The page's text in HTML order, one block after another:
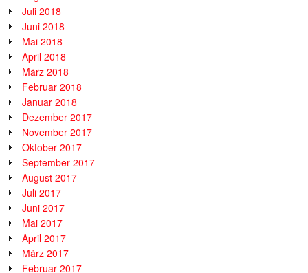
Juli 2018
Juni 2018
Mai 2018
April 2018
März 2018
Februar 2018
Januar 2018
Dezember 2017
November 2017
Oktober 2017
September 2017
August 2017
Juli 2017
Juni 2017
Mai 2017
April 2017
März 2017
Februar 2017